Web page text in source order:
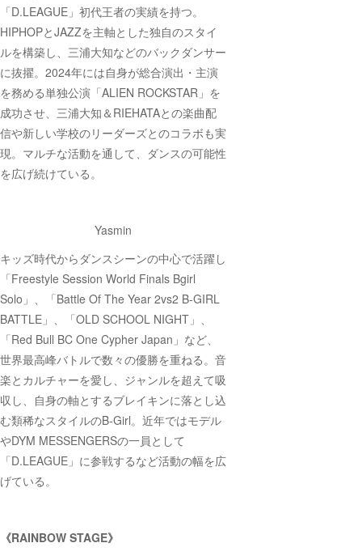
「D.LEAGUE」初代王者の実績を持つ。
HIPHOPとJAZZを主軸とした独自のスタイ
ルを構築し、三浦大知などのバックダンサー
に抜擢。2024年には自身が総合演出・主演
を務める単独公演「ALIEN ROCKSTAR」を
成功させ、三浦大知＆RIEHATAとの楽曲配
信や新しい学校のリーダーズとのコラボも実
現。マルチな活動を通して、ダンスの可能性
を広げ続けている。
Yasmin
キッズ時代からダンスシーンの中心で活躍し
「Freestyle Session World Finals Bgirl
Solo」、「Battle Of The Year 2vs2 B-GIRL
BATTLE」、「OLD SCHOOL NIGHT」、
「Red Bull BC One Cypher Japan」など、
世界最高峰バトルで数々の優勝を重ねる。音
楽とカルチャーを愛し、ジャンルを超えて吸
収し、自身の軸とするブレイキンに落とし込
む類稀なスタイルのB-Girl。近年ではモデル
やDYM MESSENGERSの一員として
「D.LEAGUE」に参戦するなど活動の幅を広
げている。
《RAINBOW STAGE》